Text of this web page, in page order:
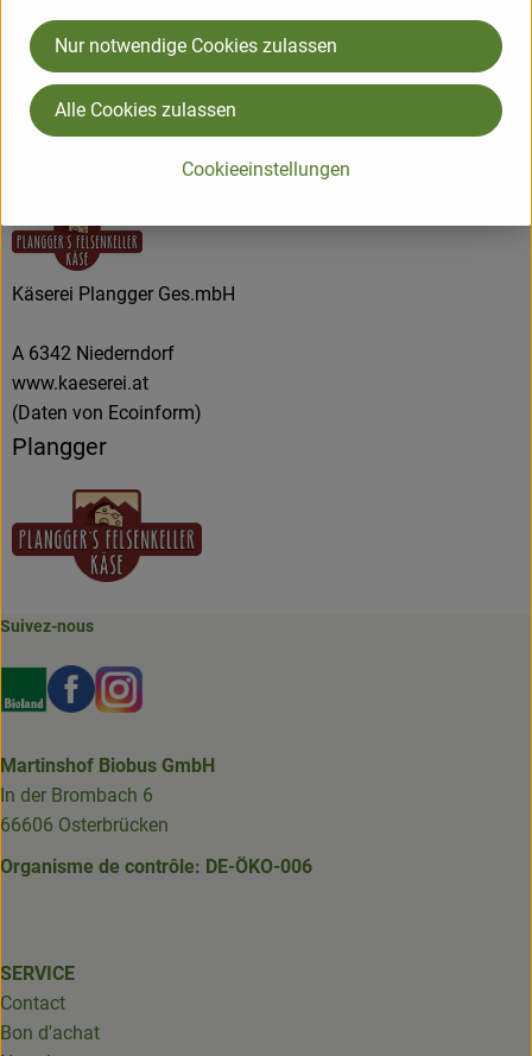
Origine
Hersteller: Käserei Plangger GmbH
Käserei Plangger Ges.mbH
A 6342 Niederndorf
www.kaeserei.at
(Daten von Ecoinform)
Plangger
Suivez-nous
Externer Link zu https://www.bioland.de/verbraucher
Externer Link zu https://www.facebook.com/
Externer Link zu https://www.instagram.com/
Martinshof Biobus GmbH
In der Brombach 6
66606 Osterbrücken
Organisme de contrôle: DE-ÖKO-006
SERVICE
Contact
Bon d'achat
Cookieeinstellungen
Nur notwendige Cookies zulassen
Alle Cookies zulassen